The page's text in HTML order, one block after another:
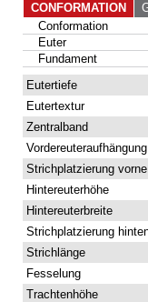
CONFORMATION
Conformation
Euter
Fundament
Eutertiefe
Eutertextur
Zentralband
Vordereuteraufhängung
Strichplatzierung vorne
Hintereuterhöhe
Hintereuterbreite
Strichplatzierung
Strichlänge
Fesselung
Trachtenhöhe